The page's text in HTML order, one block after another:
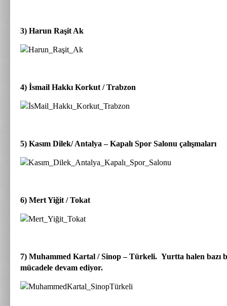
3) Harun Raşit Ak
4) İsmail Hakkı Korkut / Trabzon
5) Kasım Dilek/ Antalya – Kapalı Spor Salonu çalışmaları
6) Mert Yiğit / Tokat
7) Muhammed Kartal / Sinop – Türkeli. Yurtta halen bazı
mücadele devam ediyor.